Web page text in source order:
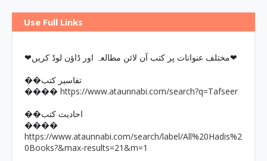
Use Full Links
❤مختلف عنوانات پر کتب آن لائن مطالعہ اور ڈاؤن لوڈ کریں❤
��تفاسیر کتب
���� https://www.ataunnabi.com/search?q=Tafseer
��احادیث کتب
����
https://www.ataunnabi.com/search/label/All%20Hadis%2
0Books?&max-results=21&m=1